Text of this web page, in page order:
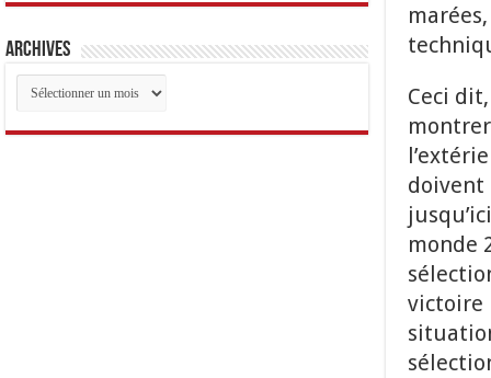
Ceci
doivent
monde
victoire
Archives
Archives